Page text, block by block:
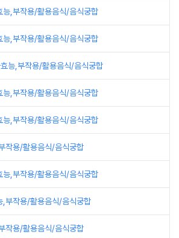
능,부작용/활용음식/음식궁합
능,부작용/활용음식/음식궁합
능,부작용/활용음식/음식궁합
능,부작용/활용음식/음식궁합
능,부작용/활용음식/음식궁합
작용/활용음식/음식궁합
능,부작용/활용음식/음식궁합
,부작용/활용음식/음식궁합
작용/활용음식/음식궁합